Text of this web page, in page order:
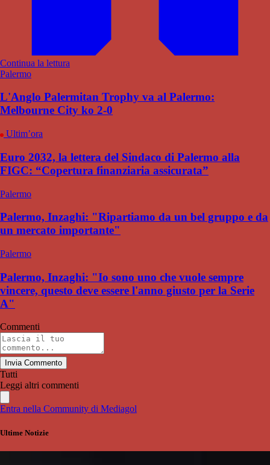
Continua la lettura
Palermo
L'Anglo Palermitan Trophy va al Palermo:
Melbourne City ko 2-0
Ultim’ora
Euro 2032, la lettera del Sindaco di Palermo alla
FIGC: “Copertura finanziaria assicurata”
Palermo
Palermo, Inzaghi: "Ripartiamo da un bel gruppo e da
un mercato importante"
Palermo
Palermo, Inzaghi: "Io sono uno che vuole sempre
vincere, questo deve essere l'anno giusto per la Serie
A"
Commenti
Invia Commento
Tutti
Leggi altri commenti
Entra nella Community di Mediagol
Ultime Notizie